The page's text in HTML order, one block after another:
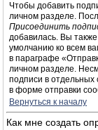
Чтобы добавить
личном разделе.
Присоединить
добавилась. Вы
умолчанию ко всем
в параграфе
личном разделе.
подписи в
в форме отправки
Вернуться к началу
Как мне создать